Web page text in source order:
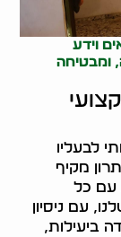
וידע
ומבטיחה
לבעליו
מקיף
עם כל
עם ניסיון
ביעילות,